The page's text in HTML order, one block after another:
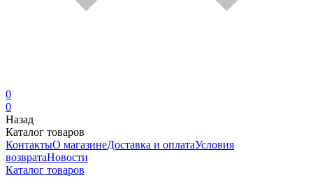
0
0
Назад
Каталог товаров
КонтактыО магазинеДоставка и оплатаУсловия
возвратаНовости
Каталог товаров